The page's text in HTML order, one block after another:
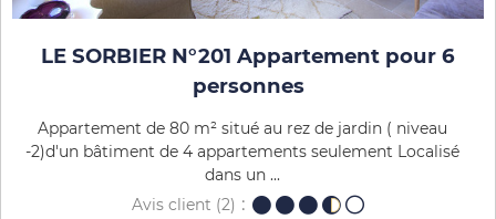
LE SORBIER N°201 Appartement pour 6
personnes
Appartement de 80 m² situé au rez de jardin ( niveau
-2)d'un bâtiment de 4 appartements seulement Localisé
dans un ...
Avis client (2)